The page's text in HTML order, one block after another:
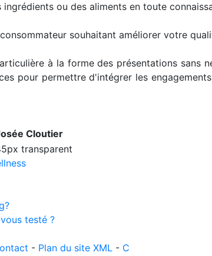
ou des aliments en toute
souhaitant améliorer votre
à la forme des présentations sans
pour permettre d'intégrer les
Cloutier
testé ?
- Plan du site XML - C